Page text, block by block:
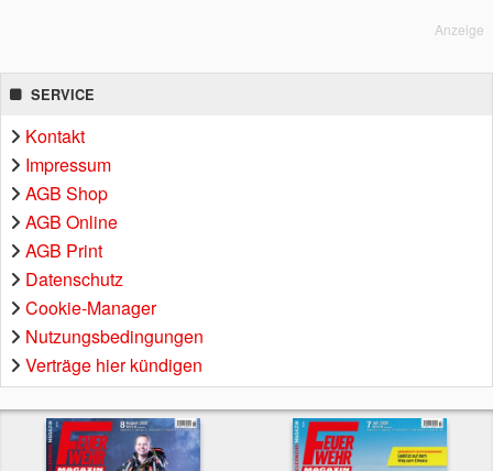
Anzeige
SERVICE
Kontakt
Impressum
AGB Shop
AGB Online
AGB Print
Datenschutz
Cookie-Manager
Nutzungsbedingungen
Verträge hier kündigen